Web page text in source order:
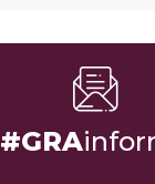
#GRA